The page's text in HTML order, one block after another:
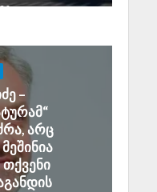
–
არც